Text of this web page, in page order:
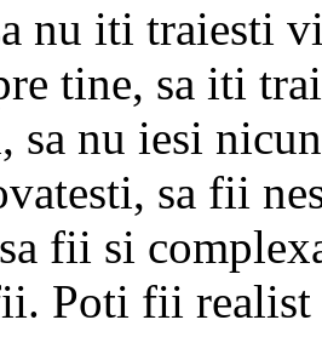
nu iti traiesti
tine, sa iti
sa nu iesi
sa fii
fii si
Poti fii